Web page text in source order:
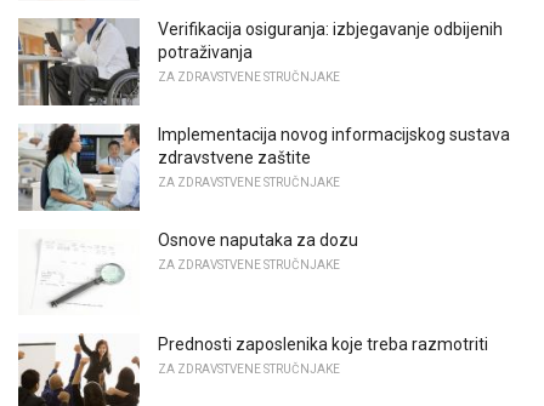
Verifikacija osiguranja: izbjegavanje odbijenih
potraživanja
ZA ZDRAVSTVENE STRUČNJAKE
Implementacija novog informacijskog sustava
zdravstvene zaštite
ZA ZDRAVSTVENE STRUČNJAKE
Osnove naputaka za dozu
ZA ZDRAVSTVENE STRUČNJAKE
Prednosti zaposlenika koje treba razmotriti
ZA ZDRAVSTVENE STRUČNJAKE